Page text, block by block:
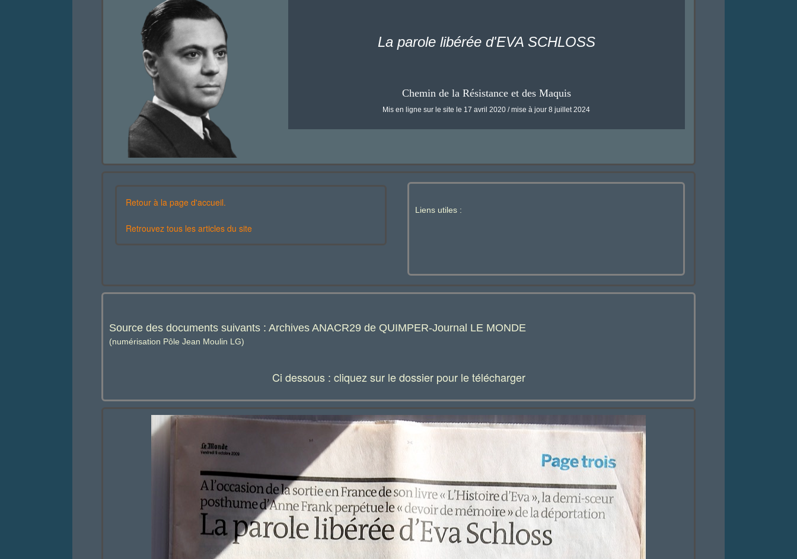
La parole libérée d'EVA SCHLOSS
Chemin de la Résistance et des Maquis
Mis en ligne sur le site le 17 avril 2020 / mise à jour 8 juillet 2024
Retour à la page d'accueil.
Retrouvez tous les articles du site
Liens utiles :
Source des documents suivants : Archives ANACR29 de QUIMPER-Journal LE MONDE
(numérisation Pôle Jean Moulin LG)
Ci dessous : cliquez sur le dossier pour le télécharger